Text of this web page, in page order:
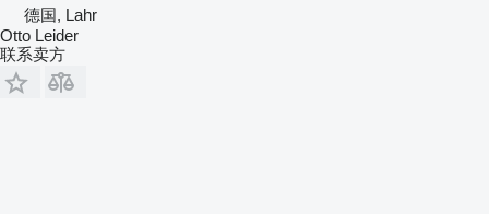
德国, Lahr
Otto Leider
联系卖方